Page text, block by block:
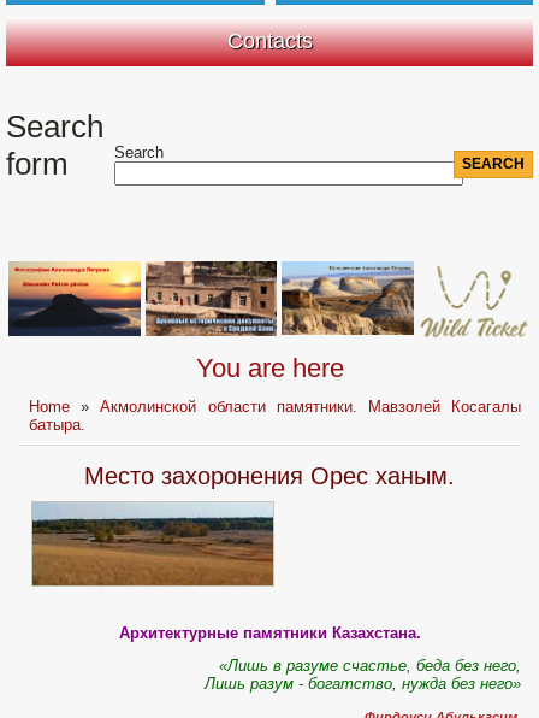
Contacts
Search
form
Search
You are here
Home »Акмолинской области памятники. Мавзолей Косагалы
батыра.
Место захоронения Орес ханым.
Архитектурные памятники Казахстана.
«Лишь в разуме счастье, беда без него,
Лишь разум - богатство, нужда без него»